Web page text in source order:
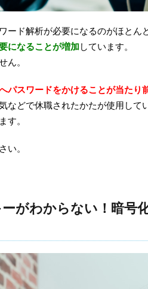
ド解析が必要になるのがほとん
になることが増加 しています。
ん。
パスワードをかけることが当たり
などで休職されたかたが使用して
す。
い。
がわからない！暗号